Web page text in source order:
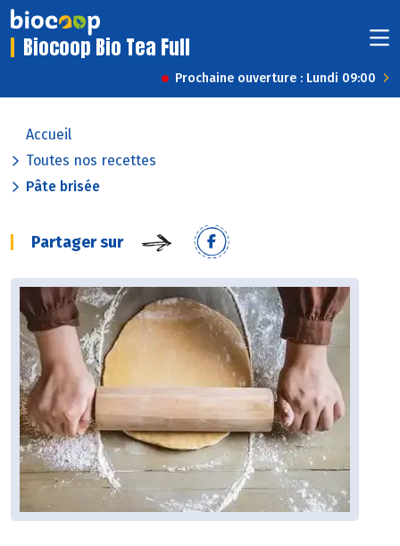
Biocoop Bio Tea Full
Prochaine ouverture : Lundi 09:00
Accueil
Toutes nos recettes
Pâte brisée
Partager sur